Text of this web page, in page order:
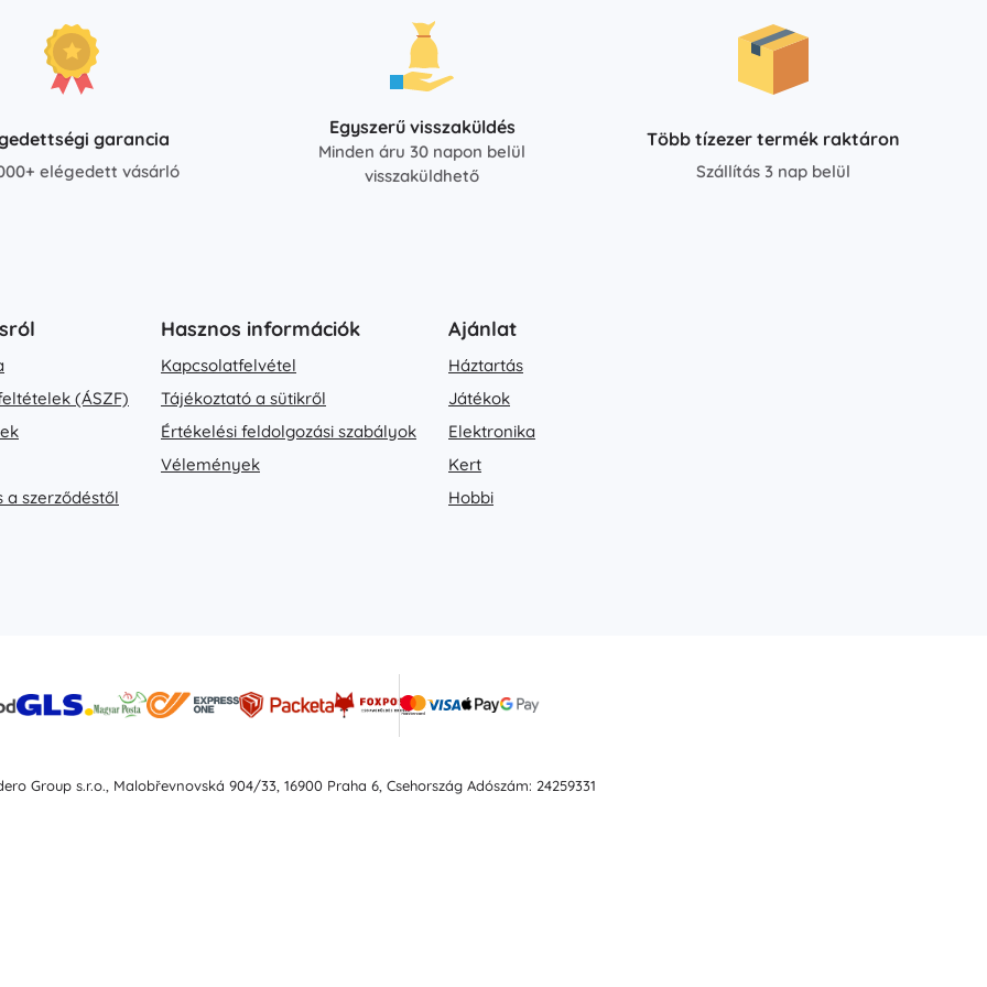
garancia
elégedett vásárló
Egyszerű visszaküldés
Minden áru 30 napon belül
visszaküldhető
Több tízezer termék raktáron
Szállítás 3 nap belül
(ÁSZF)
a szerződéstől
Hasznos információk
Kapcsolatfelvétel
Tájékoztató a sütikről
Értékelési feldolgozási szabályok
Vélemények
Ajánlat
Háztartás
Játékok
Elektronika
Kert
Hobbi
Group s.r.o., Malobřevnovská 904/33, 16900 Praha 6, Csehország Adószám: 24259331